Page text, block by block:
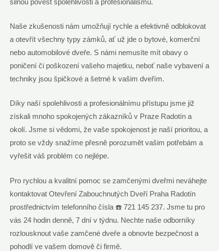
silnou pověst spolehlivosti a profesionalismu.
Naše zkušenosti nám umožňují rychle a efektivně odblokovat
a otevřít všechny typy zámků, ať už jde o bytové, komerční
nebo automobilové dveře. S námi nemusíte mít obavy o
poničení či poškození vašeho majetku, neboť naše vybavení a
techniky jsou špičkové a šetrné k vašim dveřím.
Díky naší spolehlivosti a profesionálnímu přístupu jsme již
získali mnoho spokojených zákazníků v Praze Radotín a
okolí. Jsme si vědomi, že vaše spokojenost je naší prioritou, a
proto se vždy snažíme přesně porozumět vašim potřebám a
vyřešit váš problém co nejlépe.
Pro rychlou a kvalitní pomoc se zamčenými dveřmi neváhejte
kontaktovat Otevření Zabouchnutých Dveří Praha Radotín
prostřednictvím telefonního čísla ☎️ 721 145 237. Jsme tu pro
vás 24 hodin denně, 7 dní v týdnu. Nechte naše odborníky
rozlousknout vaše zamčené dveře a obnovte bezpečnost a
pohodlí ve vašem domově či firmě.